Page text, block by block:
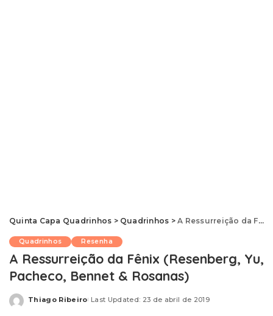
Quinta Capa Quadrinhos > Quadrinhos >A Ressurreição da Fênix (Resenberg, Yu, Pacheco, Bennet & Rosanas)
Quadrinhos Resenha
A Ressurreição da Fênix (Resenberg, Yu,
Pacheco, Bennet & Rosanas)
Posted
Thiago Ribeiro Last Updated: 23 de abril de 2019